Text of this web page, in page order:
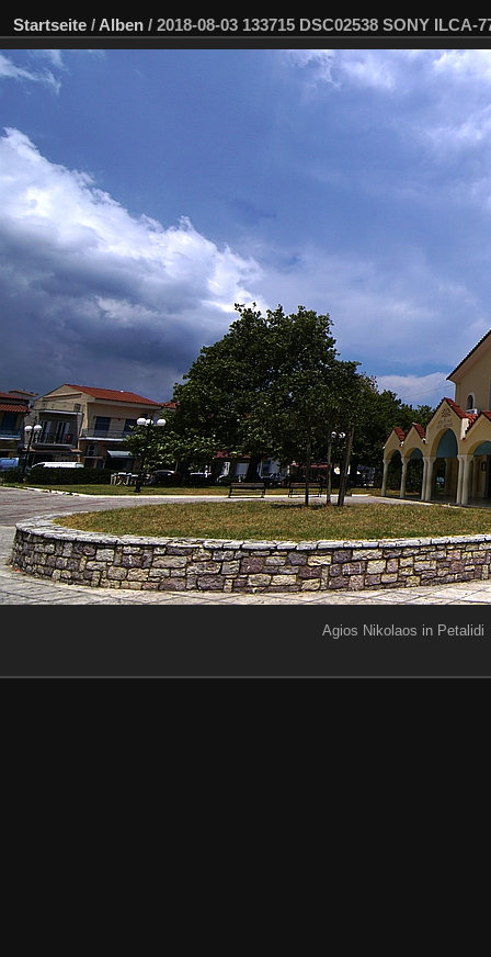
Startseite / Alben / 2018-08-03 133715 DSC02538 SONY ILCA-
Agios Nikolaos in Petalidi